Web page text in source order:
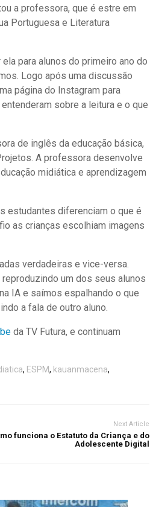
a professora, que é estre em
Portuguesa e Literatura
para alunos do primeiro ano do
Logo após uma discussão
página do Instagram para
sobre a leitura e o que
de inglês da educação básica,
A professora desenvolve
midiática e aprendizagem
estudantes diferenciam o que é
as crianças escolhiam imagens
verdadeiras e vice-versa.
um dos seus alunos
IA e saímos espalhando o que
a fala de outro aluno.
da TV Futura, e continuam
, ESPM, kauanmacena,
Next Article
funciona o Estatuto da Criança e do
Adolescente Digital